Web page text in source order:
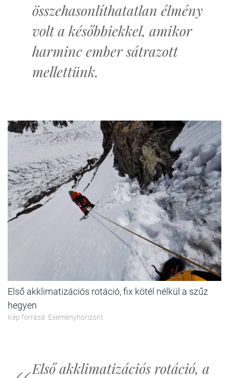
összehasonlíthatatlan élmény
volt a későbbiekkel, amikor
harminc ember sátrazott
mellettünk.
Első akklimatizációs rotáció, fix kötél nélkül a szűz
hegyen
Kép forrása: Eseményhorizont
Első akklimatizációs rotáció, a